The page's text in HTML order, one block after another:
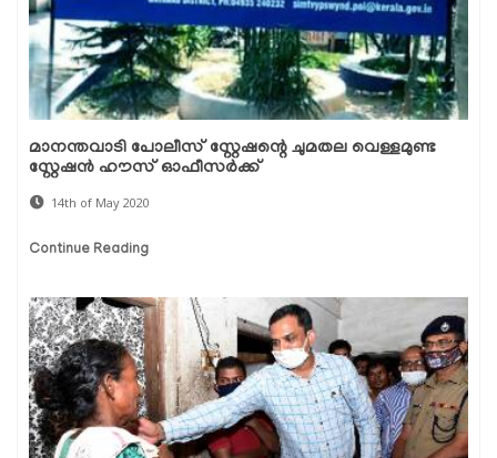
മാനന്തവാടി പോലീസ് സ്റ്റേഷന്റെ ചുമതല വെള്ളമുണ്ട
സ്റ്റേഷൻ ഹൗസ് ഓഫീസര്‍ക്ക്
14th of May 2020
Continue Reading